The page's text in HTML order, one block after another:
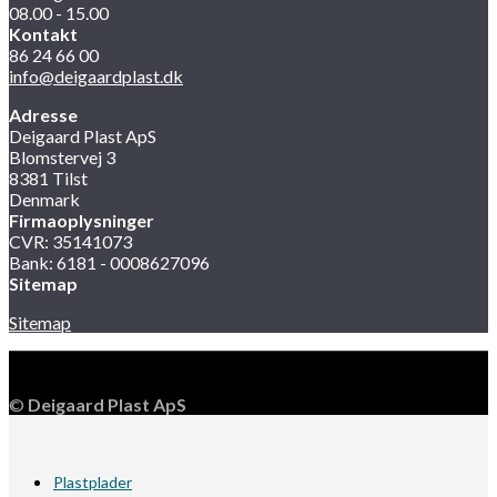
08.00 - 15.00
Kontakt
86 24 66 00
info@deigaardplast.dk
Adresse
Deigaard Plast ApS
Blomstervej 3
8381 Tilst
Denmark
Firmaoplysninger
CVR: 35141073
Bank: 6181 - 0008627096
Sitemap
Sitemap
© Deigaard Plast ApS
Plastplader